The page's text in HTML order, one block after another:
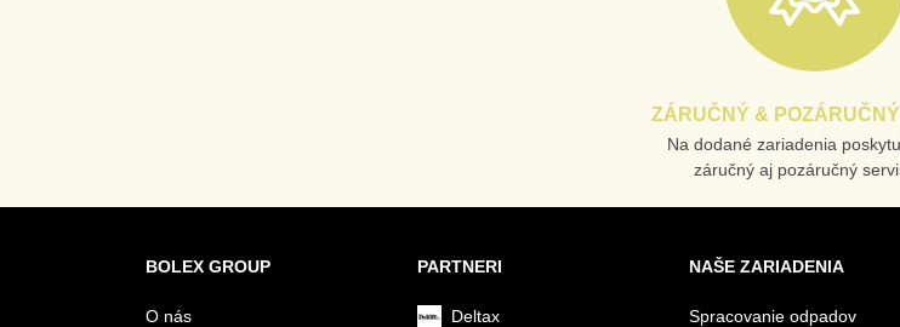
ZÁRUČNÝ &
Na dodané zariadenia
záručný aj pozáručný
BOLEX GROUP
O nás
PARTNERI
Deltax
NAŠE ZARIADENIA
Spracovanie odpadov